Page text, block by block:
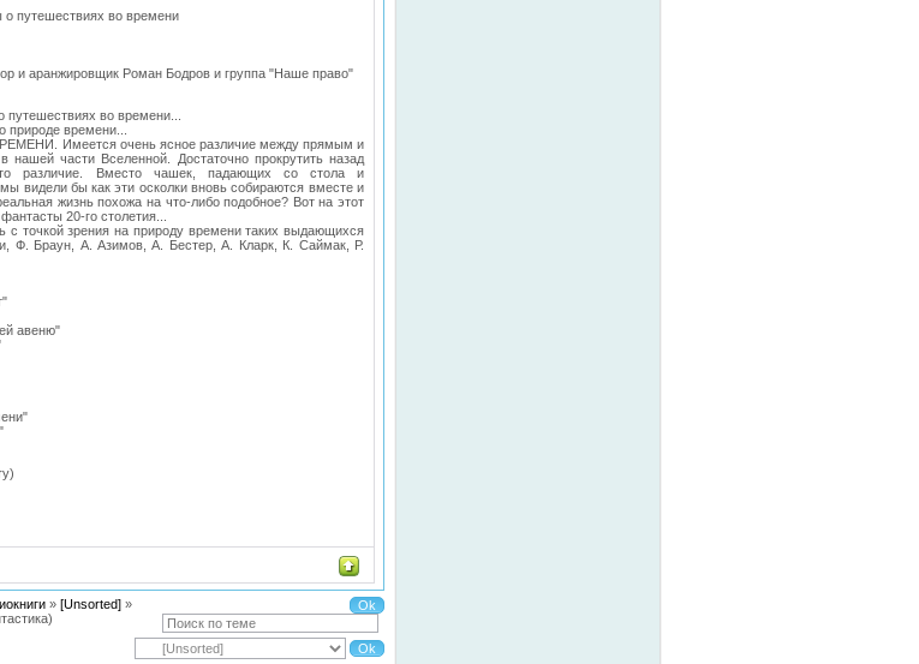
о путешествиях во времени
и аранжировщик Роман Бодров и группа "Наше право"
путешествиях во времени...
природе времени...
Имеется очень ясное различие между прямым и
части Вселенной. Достаточно прокрутить назад
различие. Вместо чашек, падающих со стола и
видели бы как эти осколки вновь собираются вместе и
жизнь похожа на что-либо подобное? Вот на этот
20-го столетия...
с точкой зрения на природу времени таких выдающихся
Ф. Браун, А. Азимов, А. Бестер, А. Кларк, К. Саймак, Р.
авеню"
» [Unsorted] »